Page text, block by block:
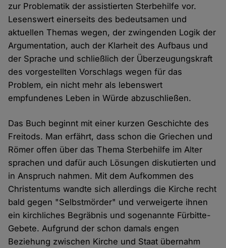
zur Problematik der assistierten Sterbehilfe vor.
Lesenswert einerseits des bedeutsamen und
aktuellen Themas wegen, der zwingenden Logik der
Argumentation, auch der Klarheit des Aufbaus und
der Sprache und schließlich der Überzeugungskraft
des vorgestellten Vorschlags wegen für das
Problem, ein nicht mehr als lebenswert
empfundenes Leben in Würde abzuschließen.
Das Buch beginnt mit einer kurzen Geschichte des
Freitods. Man erfährt, dass schon die Griechen und
Römer offen über das Thema Sterbehilfe im Alter
sprachen und dafür auch Lösungen diskutierten und
in Anspruch nahmen. Mit dem Aufkommen des
Christentums wandte sich allerdings die Kirche recht
bald gegen "Selbstmörder" und verweigerte ihnen
ein kirchliches Begräbnis und sogenannte Fürbitte-
Gebete. Aufgrund der schon damals engen
Beziehung zwischen Kirche und Staat übernahm